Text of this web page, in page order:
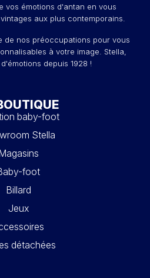
vos émotions d'antan en vous
aux plus contemporains.
de nos préoccupations pour vous
à votre image. Stella,
depuis 1928 !
baby-foot
Stella
foot
Billard
Jeux
détachées